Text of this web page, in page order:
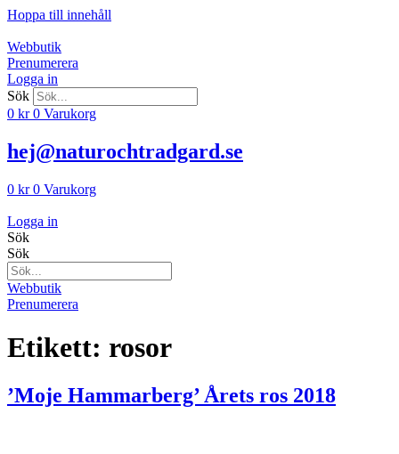
Hoppa till innehåll
Webbutik
Prenumerera
Logga in
Sök
0 kr 0 Varukorg
hej@naturochtradgard.se
0 kr 0 Varukorg
Logga in
Sök
Sök
Webbutik
Prenumerera
Etikett: rosor
’Moje Hammarberg’ Årets ros 2018